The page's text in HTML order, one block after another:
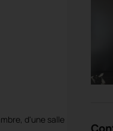
d'une salle